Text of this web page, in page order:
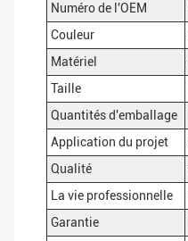
Numéro de l'OEM
Couleur
Matériel
Taille
Quantités d'emballage
Application du projet
Qualité
La vie professionnelle
Garantie